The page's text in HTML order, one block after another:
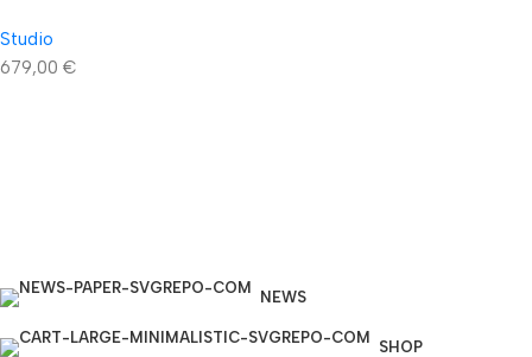
Studio
679,00 €
NEWS
SHOP